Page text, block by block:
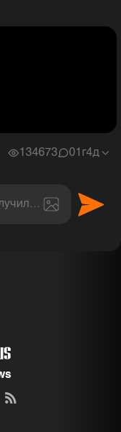
134673 01г4д
величайшее